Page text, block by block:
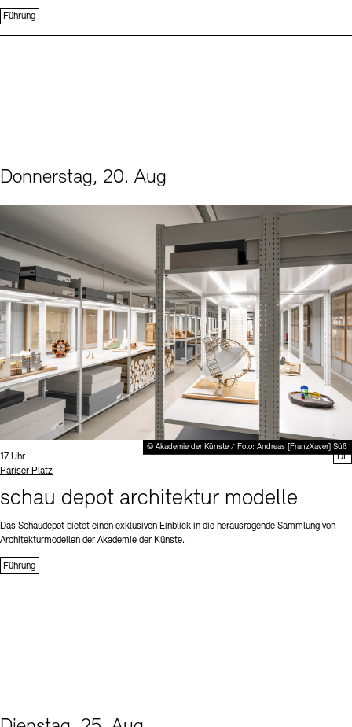
Führung
Donnerstag, 20. Aug
© Akademie der Künste / Foto: Andreas [FranzXaver] Süß
Uhrzeit:
17 Uhr
Standort
Pariser Platz
schau depot architektur modelle
Das Schaudepot bietet einen exklusiven Einblick in die herausragende Sammlung von
Architekturmodellen der Akademie der Künste.
Führung
DE